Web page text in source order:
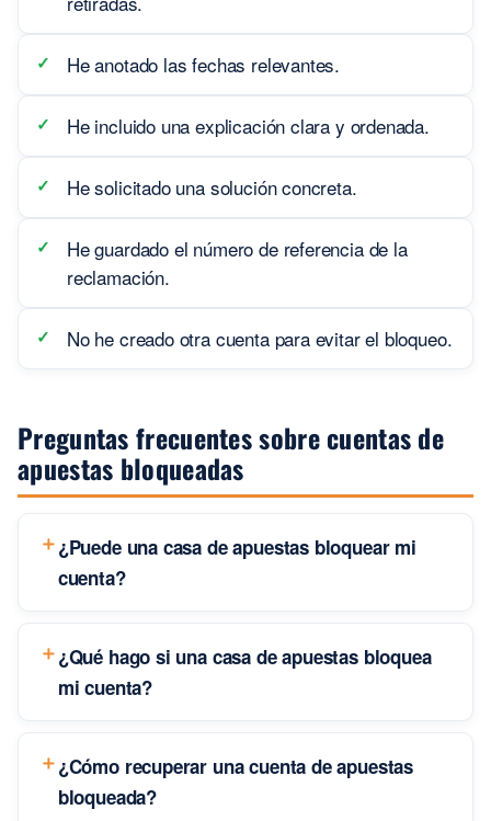
He anotado las fechas relevantes.
He incluido una explicación clara y ordenada.
He solicitado una solución concreta.
He guardado el número de referencia de la
reclamación.
No he creado otra cuenta para evitar el bloqueo.
Preguntas frecuentes sobre cuentas de
apuestas bloqueadas
¿Puede una casa de apuestas bloquear mi
cuenta?
¿Qué hago si una casa de apuestas bloquea
mi cuenta?
¿Cómo recuperar una cuenta de apuestas
bloqueada?